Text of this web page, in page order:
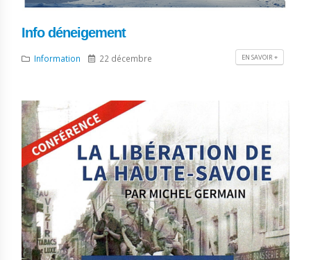
Info déneigement
Information 22 décembre EN SAVOIR +